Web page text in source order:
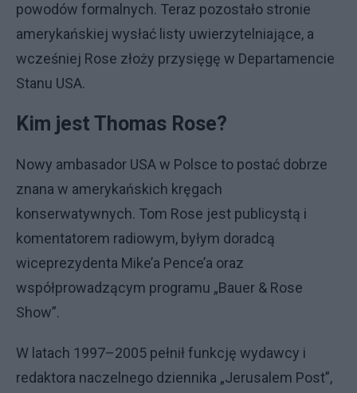
powodów formalnych. Teraz pozostało stronie
amerykańskiej wysłać listy uwierzytelniające, a
wcześniej Rose złoży przysięgę w Departamencie
Stanu USA.
Kim jest Thomas Rose?
Nowy ambasador USA w Polsce to postać dobrze
znana w amerykańskich kręgach
konserwatywnych. Tom Rose jest publicystą i
komentatorem radiowym, byłym doradcą
wiceprezydenta Mike’a Pence’a oraz
współprowadzącym programu „Bauer & Rose
Show”.
W latach 1997–2005 pełnił funkcję wydawcy i
redaktora naczelnego dziennika „Jerusalem Post”,